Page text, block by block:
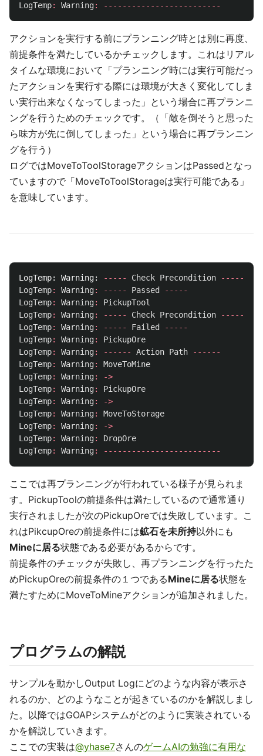
LogTemp: Warning: -------------------------
アクションを実行する前にプランニング時とは別に再度、
前提条件を満たしているかチェックします。これはリアル
タイムな環境において「プランニング時には実行可能だっ
たアクションを実行する際には環境が大きく変化してしま
い実行出来なくなってしまった」という場合に再プランニ
ングを行うためのチェックです。（「敵を倒そうと思った
ら味方が先に倒してしまった」という場合に再プランニン
グを行う）
ログではMoveToToolStorageアクションはPassedとなっ
ていますので「MoveToToolStorageは実行可能である」
を意味しています。
LogTemp: Warning: ----- Check Precondition
-----
LogTemp: Warning: ----- Passed
-----
LogTemp: Warning:
PickupTool
LogTemp: Warning: ----- Check Precondition
-----
LogTemp: Warning: ----- Failed
-----
LogTemp: Warning:
PickupOre
LogTemp: Warning: ------ Action Path
------
LogTemp: Warning:
MoveToMine
LogTemp: Warning:
->
LogTemp: Warning:
PickupOre
LogTemp: Warning:
->
LogTemp: Warning:
MoveToStorage
LogTemp: Warning:
->
LogTemp: Warning:
DropOre
LogTemp: Warning: -------------------------
ここでは再プランニングが行われている様子が見られま
す。PickupToolの前提条件は満たしているので通常通り
実行されましたが次のPickupOreでは失敗しています。こ
れはPikcupOreの前提条件には鉱石を未所持以外にも
Mineに居る状態である必要があるからです。
前提条件のチェックが失敗し、再プランニングを行ったた
めPickupOreの前提条件の１つであるMineに居る状態を
満たすためにMoveToMineアクションが追加されました。
プログラムの解説
サンプルを動かしOutput Logにどのような内容が表示さ
れるのか、どのようなことが起きているのかを解説しまし
た。以降ではGOAPシステムがどのように実装されている
かを解説していきます。
ここでの実装は@yhase7さんのゲームAIの勉強に有用な